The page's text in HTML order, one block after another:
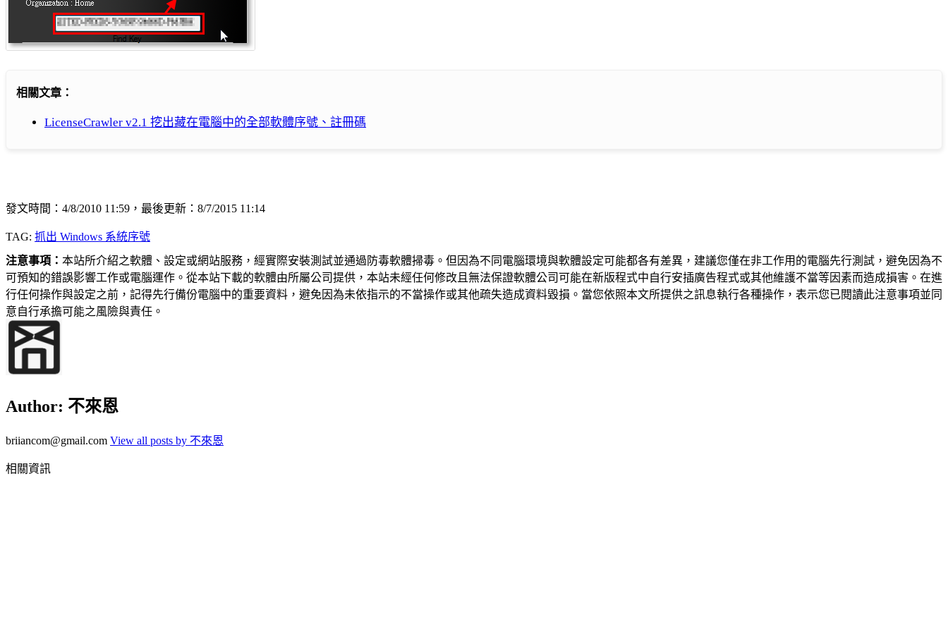
相關文章：
LicenseCrawler v2.1 挖出藏在電腦中的全部軟體序號、註冊碼
發文時間：4/8/2010 11:59，最後更新：8/7/2015 11:14
TAG: 抓出 Windows 系統序號
注意事項： 本站所介紹之軟體、設定或網站服務，經實際安裝測試並通過防毒軟體掃毒。但因為不同電腦環境與軟體設定可能都各有差異，建議您僅在非工作用的電腦先行測試，避免因為不
可預知的錯誤影響工作或電腦運作。從本站下載的軟體由所屬公司提供，本站未經任何修改且無法保證軟體公司可能在新版程式中自行安插廣告程式或其他維護不當等因素而造成損害。在進
行任何操作與設定之前，記得先行備份電腦中的重要資料，避免因為未依指示的不當操作或其他疏失造成資料毀損。當您依照本文所提供之訊息執行各種操作，表示您已閱讀此注意事項並同
意自行承擔可能之風險與責任。
Author: 不來恩
briiancom@gmail.com View all posts by 不來恩
相關資訊